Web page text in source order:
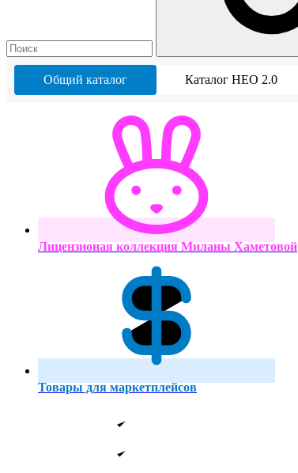
Общий каталог Каталог НЕО 2.0
Лицензионая коллекция Миланы Хаметовой
Товары для маркетплейсов